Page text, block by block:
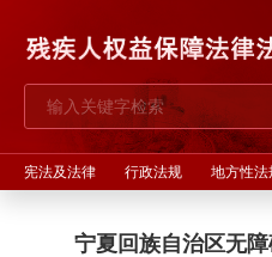
宪法及法律 行政法规 地方性法
宁夏回族自治区无